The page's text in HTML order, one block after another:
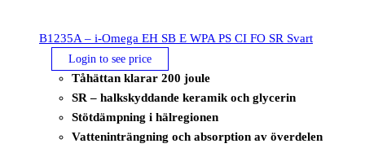
B1235A – i-Omega EH SB E WPA PS CI FO SR Svart
Login to see price
Tåhättan klarar 200 joule
SR – halkskyddande keramik och glycerin
Stötdämpning i hälregionen
Vatteninträngning och absorption av överdelen